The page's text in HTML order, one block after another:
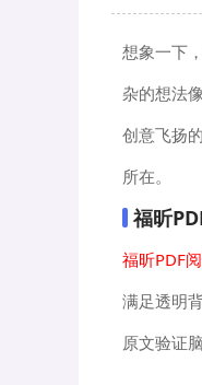
想象一下
杂的想法
创意飞扬
所在。
福昕
福昕PDF
满足透明
原文验证